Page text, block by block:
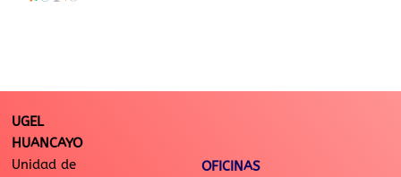
UGEL
HUANCAYO
Unidad de
OFICINAS